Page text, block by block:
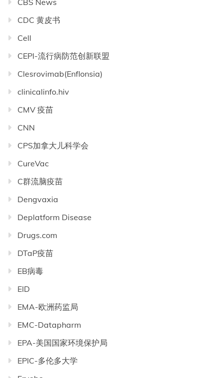
CBS News
CDC 黄皮书
Cell
CEPI-流行病防范创新联盟
Clesrovimab(Enflonsia)
clinicalinfo.hiv
CMV 疫苗
CNN
CPS加拿大儿科学会
CureVac
C群流脑疫苗
Dengvaxia
Deplatform Disease
Drugs.com
DTaP疫苗
EB病毒
EID
EMA-欧洲药监局
EMC-Datapharm
EPA-美国国家环境保护局
EPIC-多伦多大学